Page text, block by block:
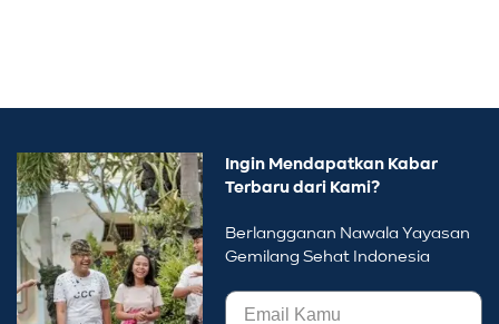
Ingin Mendapatkan Kabar
Terbaru dari Kami?
Berlangganan Nawala Yayasan
Gemilang Sehat Indonesia